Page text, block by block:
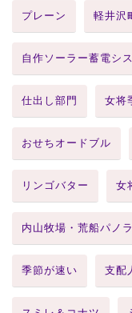
プレーン 軽井沢
自作ソーラー蓄電シ
仕出し部門 女将
おせちオードブル
リンゴバター 女
内山牧場・荒船パノ
季節が速い 支配